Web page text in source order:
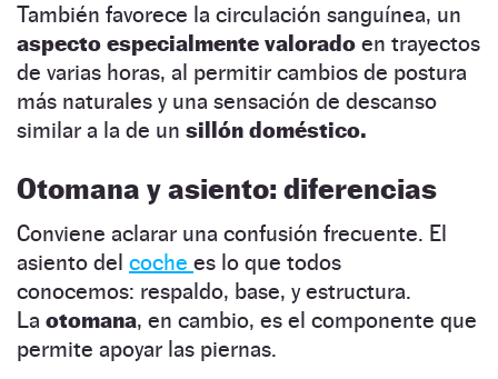
También favorece la circulación sanguínea, un
aspecto especialmente valorado en trayectos
de varias horas, al permitir cambios de postura
más naturales y una sensación de descanso
similar a la de un sillón doméstico.
Otomana y asiento: diferencias
Conviene aclarar una confusión frecuente. El
asiento del coche es lo que todos
conocemos: respaldo, base, y estructura.
La otomana, en cambio, es el componente que
permite apoyar las piernas.